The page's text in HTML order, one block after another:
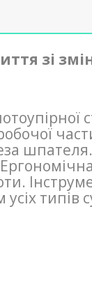
зі
типів